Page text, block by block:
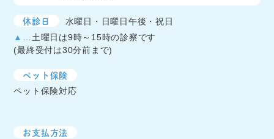
休診日
水曜日・日曜日午後・祝日
▲
…土曜日は9時～15時の診察です
(最終受付は30分前まで)
ペット保険
ペット保険対応
お支払方法